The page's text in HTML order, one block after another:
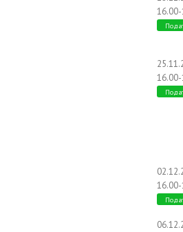
16.00-
16.00-
16.00-